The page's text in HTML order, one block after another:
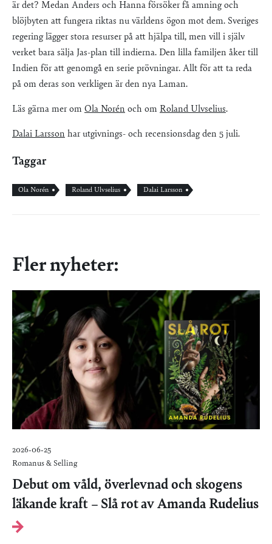
är det? Medan Anders och Hanna försöker få amning och
blöjbyten att fungera riktas nu världens ögon mot dem. Sveriges
regering lägger stora resurser på att hjälpa till, men vill i själv
verket bara sälja Jas-plan till indierna. Den lilla familjen åker till
Indien för att genomgå en serie prövningar. Allt för att ta reda
på om deras son verkligen är den nya Laman.
Läs gärna mer om Ola Norén och om Roland Ulvselius.
Dalai Larsson har utgivnings- och recensionsdag den 5 juli.
Taggar
Ola Norén Roland Ulvselius Dalai Larsson
Fler nyheter:
2026-06-25
Romanus & Selling
Debut om våld, överlevnad och skogens
läkande kraft – Slå rot av Amanda Rudelius